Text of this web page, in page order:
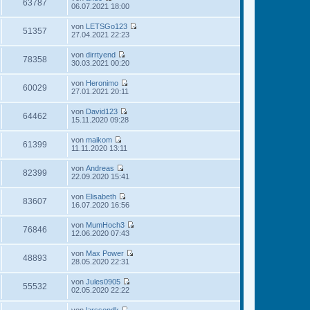
i
t
r
a
g
r
e
i
t
r
a
g
s
t
e
r
i
t
r
g
63787
N
e
s
t
e
r
i
t
r
a
g
06.07.2021 18:00
51357 von LETSGo123
t
r
27.04.2021 22:23
78358 von dirrtyend
N
u
e
s
t
e
r
i
t
r
g
30.03.2021 00:20
60029 von Heronimo
s
t
t
r
g
27.01.2021 20:11
64462 von David123
N
t
r
i
t
r
a
g
15.11.2020 09:28
61399 von maikom
N
e
s
t
e
r
e
i
t
r
a
g
11.11.2020 13:11
82399 von Andreas
N
e
s
t
e
r
e
i
t
r
a
g
22.09.2020 15:41
83607 von Elisabeth
N
u
e
s
t
e
r
e
i
t
r
16.07.2020 16:56
76846 von MumHoch3
t
12.06.2020 07:43
48893 von Max Power
t
28.05.2020 22:31
55532 von Jules0905
02.05.2020 22:22